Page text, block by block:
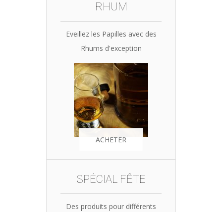
RHUM
Eveillez les Papilles avec des
Rhums d'exception
ACHETER
SPÉCIAL FÊTE
Des produits pour différents